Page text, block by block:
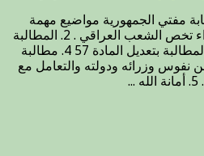
_
مكتب
سماحة
مفتي
مفتي الجمهورية مواضيع مهمة
أهمها : 1. نصيحة لرئيس الوزراء تخص الشعب العراقي . 2. المطالبة
باصدار قانون العفو العام . 3. المطالبة بتعديل المادة 57 4. مطالبة
نفوس وزرائه ودولته والتعامل مع